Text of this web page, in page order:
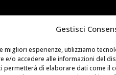
Gestisci
migliori esperienze, utilizziamo
e/o accedere alle informazioni del
permetterà di elaborare dati come il
Facebook